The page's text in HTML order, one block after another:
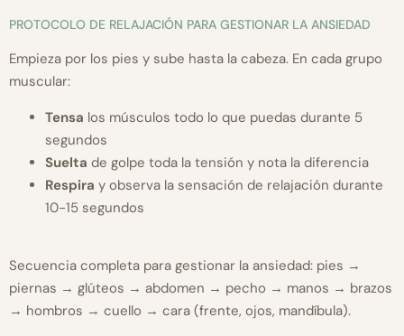
PROTOCOLO DE RELAJACIÓN PARA GESTIONAR LA ANSIEDAD
Empieza por los pies y sube hasta la cabeza. En cada grupo
muscular:
Tensa los músculos todo lo que puedas durante 5
segundos
Suelta de golpe toda la tensión y nota la diferencia
Respira y observa la sensación de relajación durante
10-15 segundos
Secuencia completa para gestionar la ansiedad: pies →
piernas → glúteos → abdomen → pecho → manos → brazos
→ hombros → cuello → cara (frente, ojos, mandíbula).